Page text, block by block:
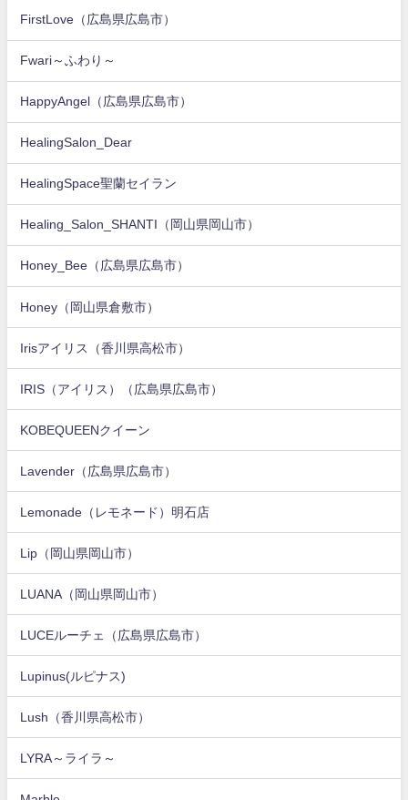
FirstLove（広島県広島市）
Fwari～ふわり～
HappyAngel（広島県広島市）
HealingSalon_Dear
HealingSpace聖蘭セイラン
Healing_Salon_SHANTI（岡山県岡山市）
Honey_Bee（広島県広島市）
Honey（岡山県倉敷市）
Irisアイリス（香川県高松市）
IRIS（アイリス）（広島県広島市）
KOBEQUEENクイーン
Lavender（広島県広島市）
Lemonade（レモネード）明石店
Lip（岡山県岡山市）
LUANA（岡山県岡山市）
LUCEルーチェ（広島県広島市）
Lupinus(ルピナス)
Lush（香川県高松市）
LYRA～ライラ～